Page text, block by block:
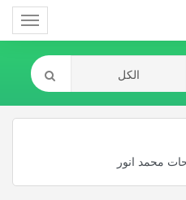
محمد انور